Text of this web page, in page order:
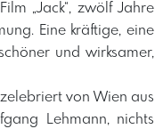
„Jack“, zwölf Jahre
Eine kräftige, eine
und wirksamer,
von Wien aus
Lehmann, nichts